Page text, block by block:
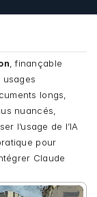
, finançable
usages
longs,
nuancés,
l’usage de l’IA
pour
Claude